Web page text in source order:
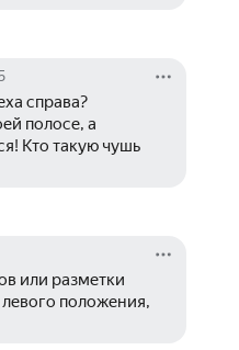
справа?
полосе, а
Кто такую чушь
или разметки
положения,